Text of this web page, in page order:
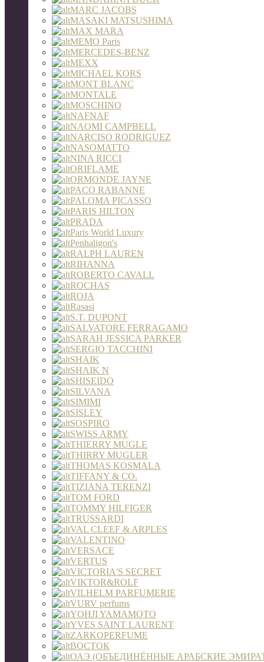
MARC JACOBS
MASAKI MATSUSHIMA
MAX MARA
MEMO Paris
MERCEDES-BENZ
MEXX
MICHAEL KORS
MONT BLANC
MONTALE
MOSCHINO
NAFNAF
NAOMI CAMPBELL
NARCISO RODRIGUEZ
NASOMATTO
NINA RICCI
ORIFLAME
ORMONDE JAYNE
PACO RABANNE
PALOMA PICASSO
PARIS HILTON
PRADA
Paris World Luxury
Penhaligon's
RALPH LAUREN
RIHANNA
ROBERTO CAVALL
ROCHAS
ROJA
Rasasi
S.T. DUPONT
SALVATORE FERRAGAMO
SARAH JESSICA PARKER
SERGIO TACCHINI
SHAIK
SHAIK N
SHISEIDO
SILVANA
SIMIMI
SISLEY
SOSPIRO
SWISS ARMY
THIERRY MUGLE
THIRRY MUGLER
THOMAS KOSMALA
TIFFANY & CO.
TIZIANA TERENZI
TOM FORD
TOMMY HILFIGER
TRUSSARDI
VAL CLEEF & ARPLES
VALENTINO
VERSACE
VERTUS
VICTORIA'S SECRET
VIKTOR&ROLF
VILHELM PARFUMERIE
VURV perfums
YOHJI YAMAMOTO
YVES SAINT LAURENT
ZARKOPERFUME
ВОСТОК
ОАЭ (ОБЪЕДИНЁННЫЕ АРАБСКИЕ